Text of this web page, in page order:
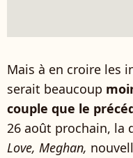
Mais à en croire les
serait beaucoup
couple que le
26 août prochain, la
Love, Meghan,